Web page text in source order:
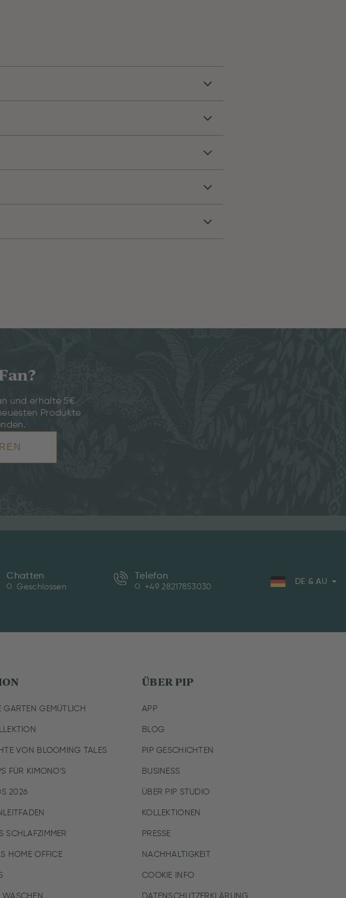
und erhalte 5€
Produkte
Chatten
Geschlossen
Telefon
+49 28217853030
DE & AU
GARTEN GEMÜTLICH
VON BLOOMING TALES
FÜR KIMONO'S
2026
SCHLAFZIMMER
HOME OFFICE
ÜBER PIP
APP
BLOG
PIP GESCHICHTEN
BUSINESS
ÜBER PIP STUDIO
KOLLEKTIONEN
PRESSE
NACHHALTIGKEIT
COOKIE INFO
DATENSCHUTZERKLÄRUNG